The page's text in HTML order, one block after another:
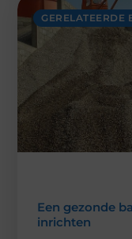
GERELATEERDE
Een gezonde
inrichten